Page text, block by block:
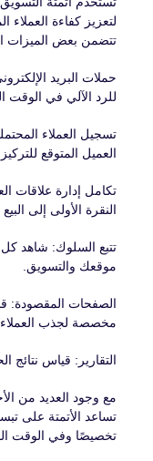
لتعزيز كفاءة
تتضمن بعض الميزات
حملات البريد
للرد الآلي في الوقت
تسجيل العملاء
العميل المتوقع
تكامل إدارة علاقات
النقرة الأولى إلى
تتبع السلوك: شاهد
موقعك والتسويق.
الصفحات المقصودة:
مخصصة لجذب العملاء
التقارير: قياس نتائج
مع وجود العديد من
تساعد الأتمتة على
تخصيصًا وفي الوقت